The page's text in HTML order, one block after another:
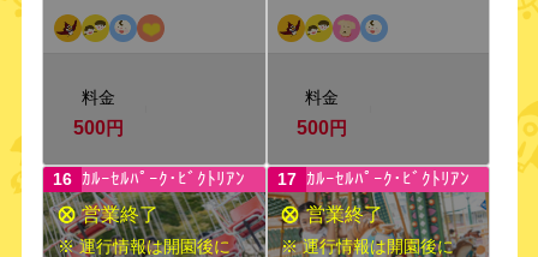
料金
500円
料金
500円
16 ｶﾙｰｾﾙﾊﾟｰｸ･ﾋﾞｸﾄﾘｱﾝ
※ 運行情報は開園後に
17 ｶﾙｰｾﾙﾊﾟｰｸ･ﾋﾞｸﾄﾘｱﾝ
※ 運行情報は開園後に